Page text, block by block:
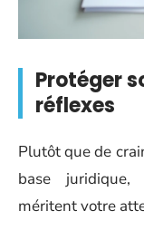
Protéger
réflexes
Plutôt que de
base juridique,
méritent votre